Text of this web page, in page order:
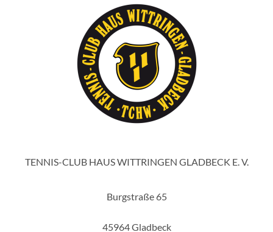
TENNIS-CLUB HAUS WITTRINGEN GLADBECK E. V.
Burgstraße 65
45964 Gladbeck